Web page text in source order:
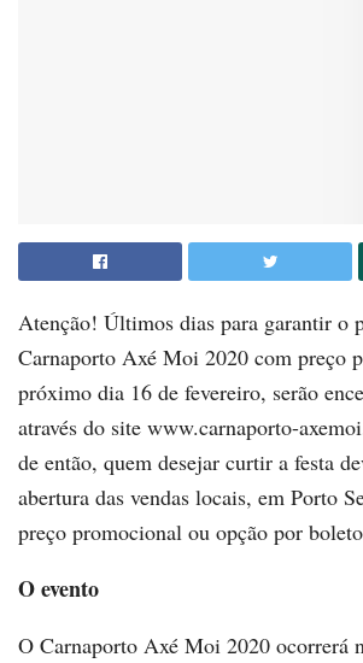
Atenção! Últimos dias para garantir o
Carnaporto Axé Moi 2020 com preço
próximo dia 16 de fevereiro, serão
através do site www.carnaporto-
de então, quem desejar curtir a festa
abertura das vendas locais, em Porto
preço promocional ou opção por
O evento
O Carnaporto Axé Moi 2020 ocorrerá